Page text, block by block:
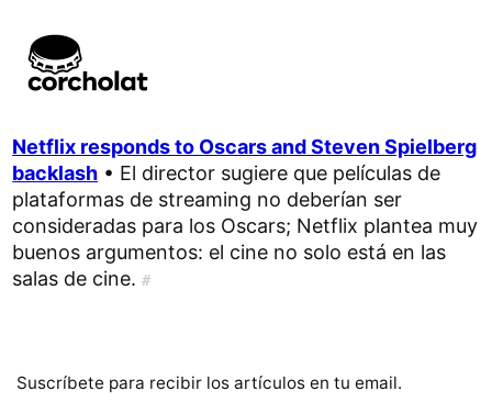
Netflix responds to Oscars and Steven Spielberg
backlash • El director sugiere que películas de
plataformas de streaming no deberían ser
consideradas para los Oscars; Netflix plantea muy
buenos argumentos: el cine no solo está en las
salas de cine.#
Suscríbete para recibir los artículos en tu email.